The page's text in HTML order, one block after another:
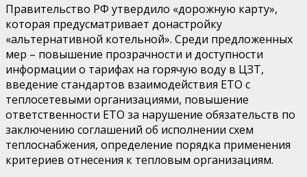
Правительство РФ утвердило «дорожную карту»,
которая предусматривает донастройку
«альтернативной котельной». Среди предложенных
мер – повышение прозрачности и доступности
информации о тарифах на горячую воду в ЦЗТ,
введение стандартов взаимодействия ЕТО с
теплосетевыми организациями, повышение
ответственности ЕТО за нарушение обязательств по
заключению соглашений об исполнении схем
теплоснабжения, определение порядка применения
критериев отнесения к тепловым организациям.